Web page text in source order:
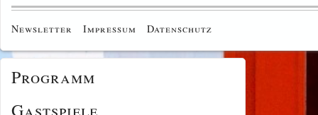
Newsletter Impressum Datenschutz
Programm
Gastspiele